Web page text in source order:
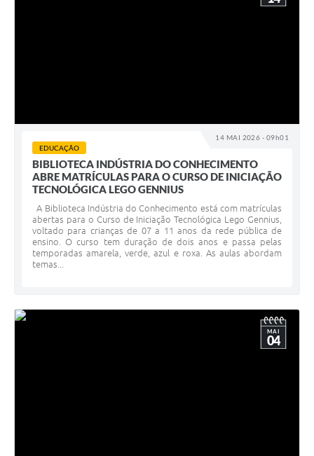
14 MAI 2026 - 09h01
EDUCAÇÃO
BIBLIOTECA INDÚSTRIA DO CONHECIMENTO
ABRE MATRÍCULAS PARA O CURSO DE INICIAÇÃO
TECNOLÓGICA LEGO GENNIUS
A Biblioteca Indústria do Conhecimento está com matrículas
abertas para o Curso de Iniciação Tecnológica Lego Gennius,
voltado para crianças de 07 a 11 anos da rede pública de
ensino. O curso tem duração de dois anos e passa pelas
temporadas amarela, verde, azul e roxa. As aulas abordam
temas...
MAI
04